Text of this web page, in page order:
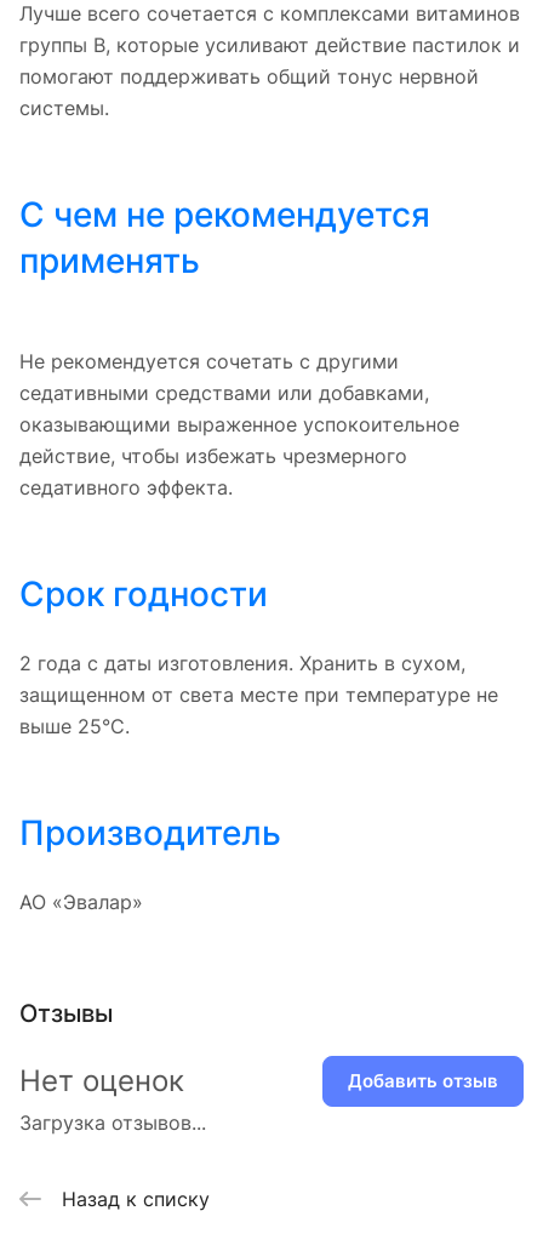
Лучше всего сочетается с комплексами витаминов
группы В, которые усиливают действие пастилок и
помогают поддерживать общий тонус нервной
системы.
С чем не рекомендуется
применять
Не рекомендуется сочетать с другими
седативными средствами или добавками,
оказывающими выраженное успокоительное
действие, чтобы избежать чрезмерного
седативного эффекта.
Срок годности
2 года с даты изготовления. Хранить в сухом,
защищенном от света месте при температуре не
выше 25°C.
Производитель
АО «Эвалар»
Отзывы
Загрузка отзывов...
Нет оценок Добавить отзыв
Назад к списку